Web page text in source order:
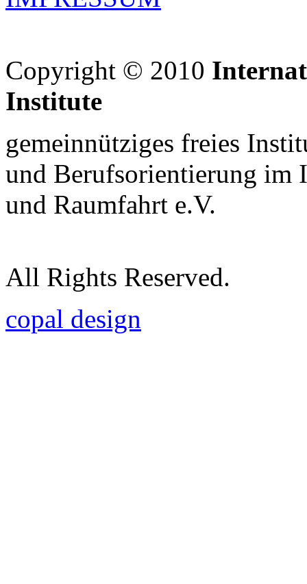
Copyright © 2010
Institute
gemeinnütziges freies
und Berufsorientierung im
und Raumfahrt e.V.
All Rights Reserved.
copal design